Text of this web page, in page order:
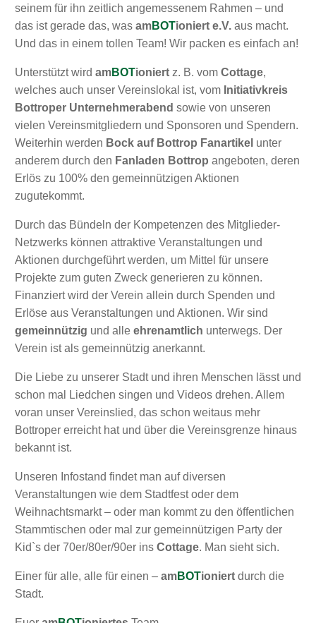
seinem für ihn zeitlich angemessenem Rahmen – und
das ist gerade das, was amBOTioniert e.V. aus macht.
Und das in einem tollen Team! Wir packen es einfach an!
Unterstützt wird amBOTioniert z. B. vom Cottage,
welches auch unser Vereinslokal ist, vom Initiativkreis
Bottroper Unternehmerabend sowie von unseren
vielen Vereinsmitgliedern und Sponsoren und Spendern.
Weiterhin werden Bock auf Bottrop Fanartikel unter
anderem durch den Fanladen Bottrop angeboten, deren
Erlös zu 100% den gemeinnützigen Aktionen
zugutekommt.
Durch das Bündeln der Kompetenzen des Mitglieder-
Netzwerks können attraktive Veranstaltungen und
Aktionen durchgeführt werden, um Mittel für unsere
Projekte zum guten Zweck generieren zu können.
Finanziert wird der Verein allein durch Spenden und
Erlöse aus Veranstaltungen und Aktionen. Wir sind
gemeinnützig und alle ehrenamtlich unterwegs. Der
Verein ist als gemeinnützig anerkannt.
Die Liebe zu unserer Stadt und ihren Menschen lässt und
schon mal Liedchen singen und Videos drehen. Allem
voran unser Vereinslied, das schon weitaus mehr
Bottroper erreicht hat und über die Vereinsgrenze hinaus
bekannt ist.
Unseren Infostand findet man auf diversen
Veranstaltungen wie dem Stadtfest oder dem
Weihnachtsmarkt – oder man kommt zu den öffentlichen
Stammtischen oder mal zur gemeinnützigen Party der
Kid`s der 70er/80er/90er ins Cottage. Man sieht sich.
Einer für alle, alle für einen – amBOTioniert durch die
Stadt.